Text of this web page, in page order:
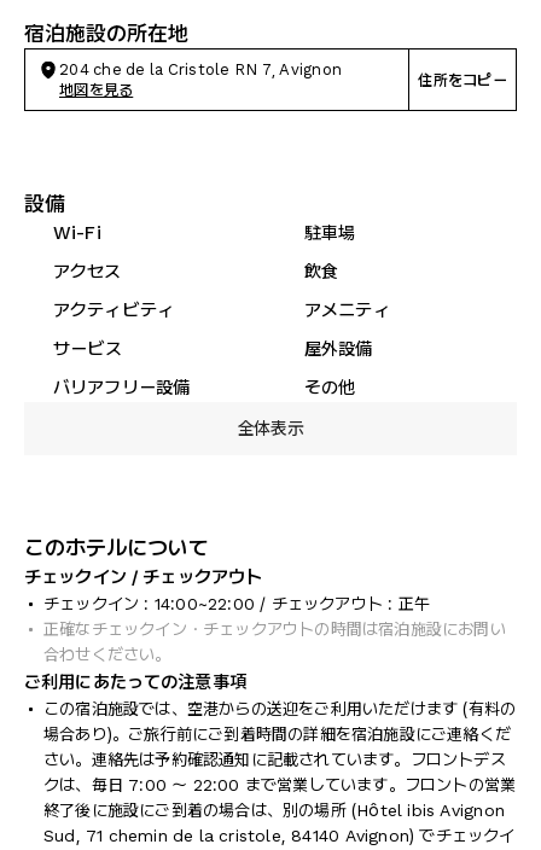
宿泊施設の所在地
204 che de la Cristole RN 7, Avignon
地図を見る
住所をコピー
設備
Wi-Fi
駐車場
アクセス
飲食
アクティビティ
アメニティ
サービス
屋外設備
バリアフリー設備
その他
全体表示
このホテルについて
チェックイン / チェックアウト
チェックイン : 14:00~22:00 / チェックアウト : 正午
正確なチェックイン・チェックアウトの時間は宿泊施設にお問い
合わせください。
ご利用にあたっての注意事項
この宿泊施設では、空港からの送迎をご利用いただけます (有料の
場合あり)。ご旅行前にご到着時間の詳細を宿泊施設にご連絡くだ
さい。連絡先は予約確認通知に記載されています。フロントデス
クは、毎日 7:00 ～ 22:00 まで営業しています。フロントの営業
終了後に施設にご到着の場合は、別の場所 (Hôtel ibis Avignon
Sud, 71 chemin de la cristole, 84140 Avignon) でチェックイ